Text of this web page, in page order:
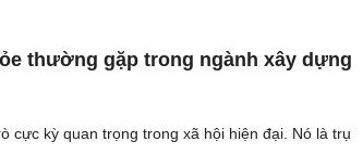
thường gặp trong ngành xây dựng
cực kỳ quan trọng trong xã hội hiện đại. Nó là trụ